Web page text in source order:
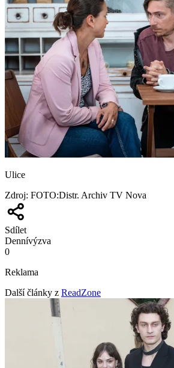
Ulice
Zdroj: FOTO:Distr. Archiv TV Nova
Sdílet
Dennívýzva
0
Reklama
Další články z ReadZone